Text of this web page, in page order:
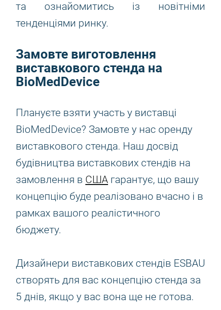
та ознайомитись із новітніми
тенденціями ринку.
Замовте виготовлення
виставкового стенда на
BioMedDevice
Плануєте взяти участь у виставці
BioMedDevice? Замовте у нас оренду
виставкового стенда. Наш досвід
будівництва виставкових стендів на
замовлення в США гарантує, що вашу
концепцію буде реалізовано вчасно і в
рамках вашого реалістичного
бюджету.
Дизайнери виставкових стендів ESBAU
створять для вас концепцію стенда за
5 днів, якщо у вас вона ще не готова.